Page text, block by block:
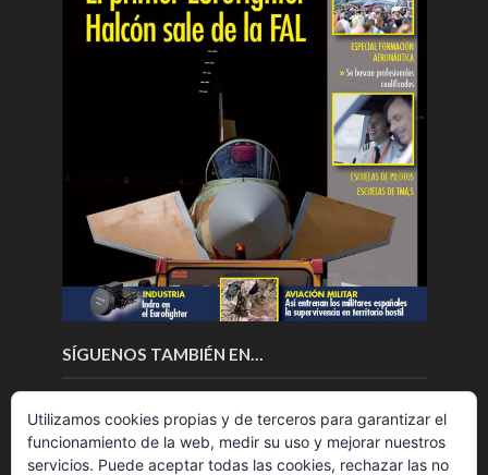
SÍGUENOS TAMBIÉN EN…
Utilizamos cookies propias y de terceros para garantizar el
funcionamiento de la web, medir su uso y mejorar nuestros
servicios. Puede aceptar todas las cookies, rechazar las no